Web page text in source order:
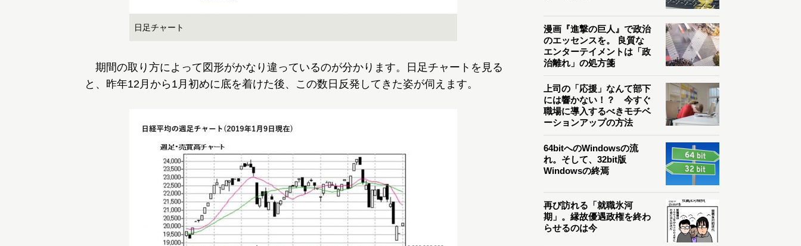
日足チャート
期間の取り方によって図形がかなり違っているのが分かります。日足チャートを見る
と、昨年12月から1月初めに底を着けた後、この数日反発してきた姿が伺えます。
漫画『進撃の巨人』で政治
のエッセンスを。 良質な
エンターテイメントは「政
治離れ」の処方箋
上司の「応援」なんて部下
には響かない！？ 今すぐ
職場に導入するべきモチベ
ーションアップの方法
64bitへのWindowsの流
れ。そして、32bit版
Windowsの終焉
再び訪れる「就職氷河
期」。縁故優遇政権を終わ
らせるのは今